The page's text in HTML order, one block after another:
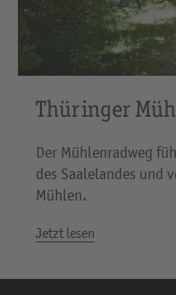
Thüringer
Der Mühlenradweg
des Saalelandes und
Mühlen.
Jetzt lesen